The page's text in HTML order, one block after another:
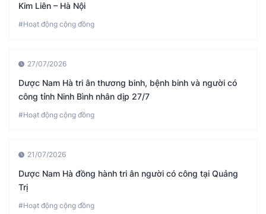
Kim Liên – Hà Nội
#Hoạt động cộng đồng
27/07/2026
Dược Nam Hà tri ân thương binh, bệnh binh và người có
công tỉnh Ninh Bình nhân dịp 27/7
#Hoạt động cộng đồng
21/07/2026
Dược Nam Hà đồng hành tri ân người có công tại Quảng
Trị
#Hoạt động cộng đồng